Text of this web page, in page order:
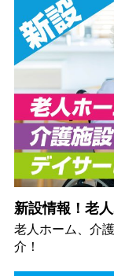
新設情報！老
老人ホーム、介
介！